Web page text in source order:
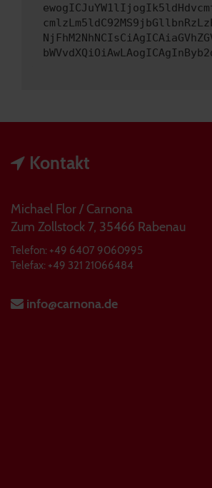
Kontakt
Michael Flor / Carnona
Zum Zollstock 7, 35466 Rabenau
Telefon: +49 6407 9060995
Telefax: +49 321 21066484
info@carnona.de